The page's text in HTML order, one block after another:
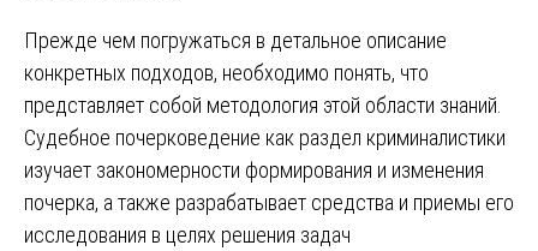
Прежде чем погружаться в детальное описание
конкретных подходов, необходимо понять, что
представляет собой методология этой области знаний.
Судебное почерковедение как раздел криминалистики
изучает закономерности формирования и изменения
почерка, а также разрабатывает средства и приемы его
исследования в целях решения задач